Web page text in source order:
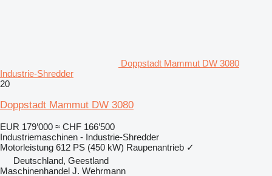
Doppstadt Mammut DW 3080
Industrie-Shredder
20
Doppstadt Mammut DW 3080
EUR 179’000 ≈ CHF 166’500
Industriemaschinen - Industrie-Shredder
Motorleistung 612 PS (450 kW) Raupenantrieb ✓
Deutschland, Geestland
Maschinenhandel J. Wehrmann